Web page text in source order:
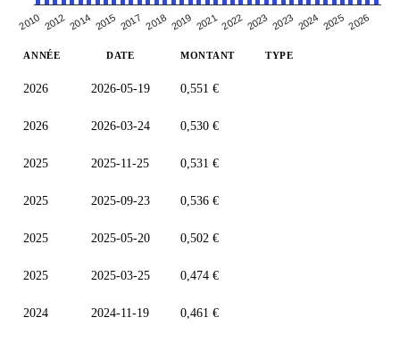
2010 2012 2014 2015 2017 2018 2019 20212022 2023 2023 2024 2025 2026
ANNÉE DATE MONTANT TYPE
2026 2026-05-19 0,551 €
2026 2026-03-24 0,530 €
2025 2025-11-25 0,531 €
2025 2025-09-23 0,536 €
2025 2025-05-20 0,502 €
2025 2025-03-25 0,474 €
2024 2024-11-19 0,461 €